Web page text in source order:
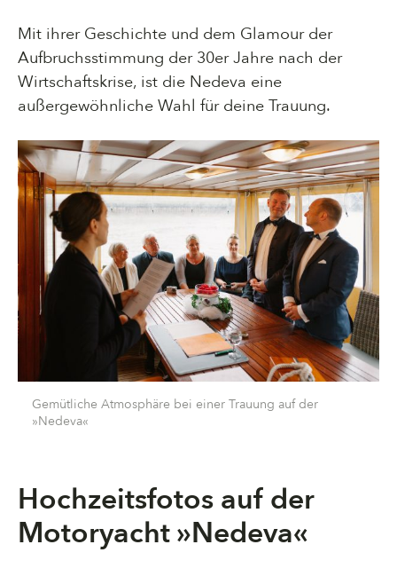
Mit ihrer Geschichte und dem Glamour der
Aufbruchsstimmung der 30er Jahre nach der
Wirtschaftskrise, ist die Nedeva eine
außergewöhnliche Wahl für deine Trauung.
Gemütliche Atmosphäre bei einer Trauung auf der
»Nedeva«
Hochzeitsfotos auf der
Motoryacht »Nedeva«